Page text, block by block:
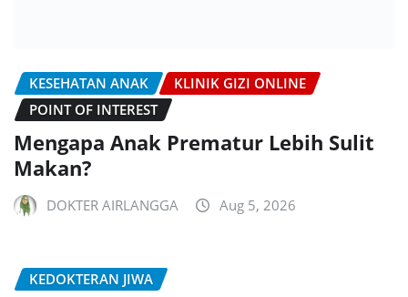
KESEHATAN ANAK
KLINIK GIZI ONLINE
POINT OF INTEREST
Mengapa Anak Prematur Lebih Sulit
Makan?
DOKTER AIRLANGGA Aug 5, 2026
KEDOKTERAN JIWA